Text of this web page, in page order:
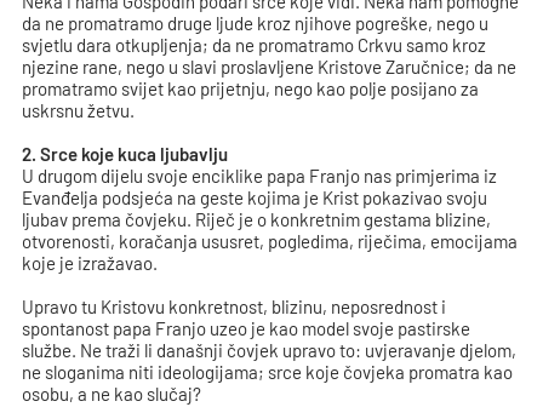
da ne promatramo druge ljude kroz njihove pogreške, nego u
svjetlu dara otkupljenja; da ne promatramo Crkvu samo kroz
njezine rane, nego u slavi proslavljene Kristove Zaručnice; da ne
promatramo svijet kao prijetnju, nego kao polje posijano za
uskrsnu žetvu.
2. Srce koje kuca ljubavlju
U drugom dijelu svoje enciklike papa Franjo nas primjerima iz
Evanđelja podsjeća na geste kojima je Krist pokazivao svoju
ljubav prema čovjeku. Riječ je o konkretnim gestama blizine,
otvorenosti, koračanja ususret, pogledima, riječima, emocijama
koje je izražavao.
Upravo tu Kristovu konkretnost, blizinu, neposrednost i
spontanost papa Franjo uzeo je kao model svoje pastirske
službe. Ne traži li današnji čovjek upravo to: uvjeravanje djelom,
ne sloganima niti ideologijama; srce koje čovjeka promatra kao
osobu, a ne kao slučaj?